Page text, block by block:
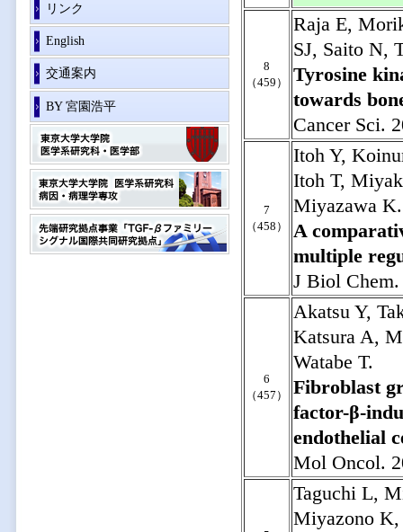
8
（459）
Raja E,
SJ, Saito N,
Tyrosine
towards
Cancer Sci.
7
（458）
Itoh Y,
Itoh T,
Miyazawa K.
A
multiple
J Biol
6
（457）
Akatsu Y,
Katsura A,
Watabe T.
Fibroblast
factor-β-
endothelial
Mol Oncol.
Taguchi L,
Miyazono K,
リンク
English
交通案内
BY 宮園浩平